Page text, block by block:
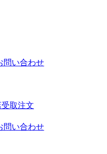
問い合わせ
取注文
問い合わせ